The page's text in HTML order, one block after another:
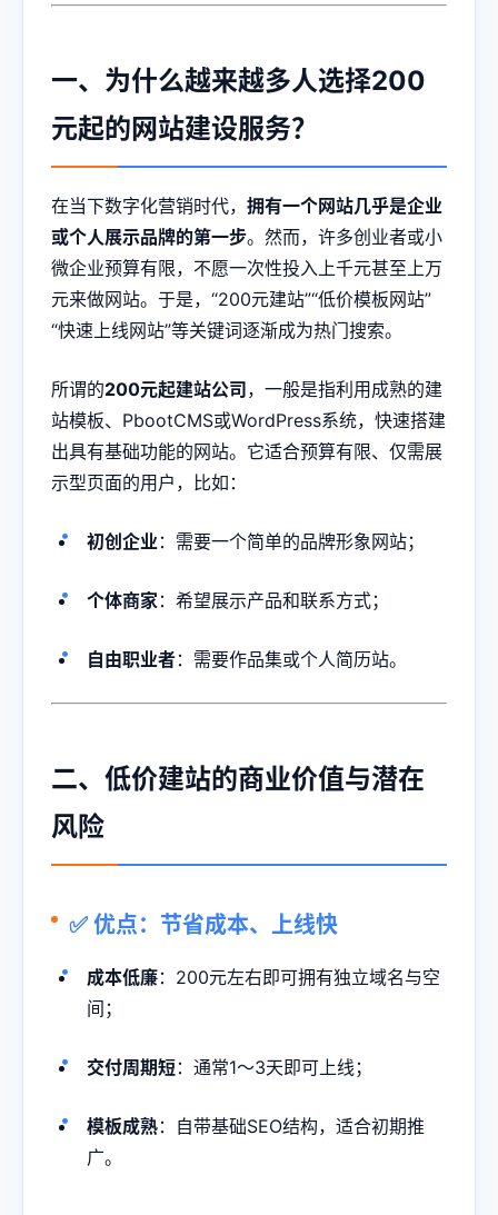
一、为什么越来越多人选择200
元起的网站建设服务？
在当下数字化营销时代， 拥有一个网站几乎是企业
或个人展示品牌的第一步。然而，许多创业者或小
微企业预算有限，不愿一次性投入上千元甚至上万
元来做网站。于是，“200元建站”“低价模板网站”
“快速上线网站”等关键词逐渐成为热门搜索。
所谓的200元起建站公司，一般是指利用成熟的建
站模板、PbootCMS或WordPress系统，快速搭建
出具有基础功能的网站。它适合预算有限、仅需展
示型页面的用户，比如：
初创企业 ：需要一个简单的品牌形象网站；
个体商家 ：希望展示产品和联系方式；
自由职业者：需要作品集或个人简历站。
二、低价建站的商业价值与潜在
风险
✅ 优点：节省成本、上线快
成本低廉：200元左右即可拥有独立域名与空
间；
交付周期短：通常1～3天即可上线；
模板成熟：自带基础SEO结构，适合初期推
广。